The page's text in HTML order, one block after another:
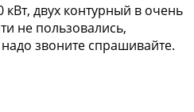
двух контурный в очень
не пользовались,
звоните спрашивайте.